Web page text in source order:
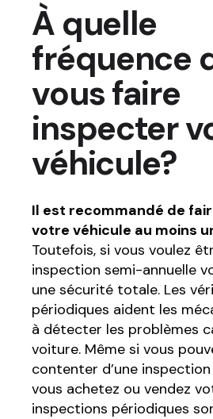
À quelle
fréquence
vous faire
inspecter
véhicule?
Il est recommandé de
votre véhicule au moins
Toutefois, si vous voulez
inspection semi-annuelle
une sécurité totale. Les
périodiques aident les
à détecter les problèmes
voiture. Même si vous
contenter d’une
vous achetez ou vendez
inspections périodiques